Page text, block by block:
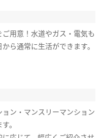
用意！水道やガス・電気も
ら通常に生活ができます。
ン・マンスリーマンション
。